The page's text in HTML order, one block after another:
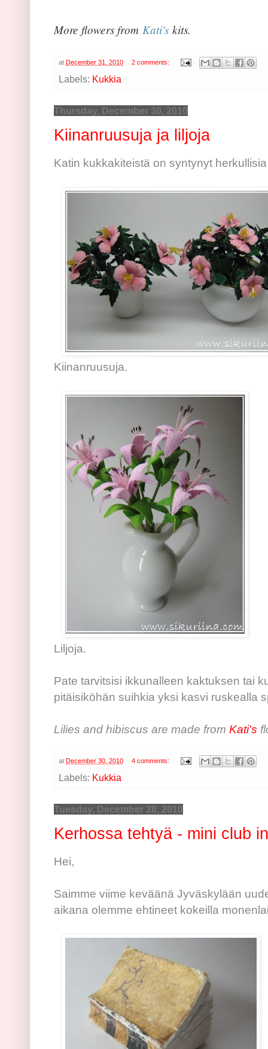
More flowers from Kati's kits.
at December 31, 2010 2 comments:
Labels: Kukkia
Thursday, December 30, 2010
Kiinanruusuja ja liljoja
Katin kukkakiteistä on syntynyt
Kiinanruusuja.
Liljoja.
Pate tarvitsisi ikkunalleen kaktuksen tai
pitäisiköhän suihkia yksi kasvi ruskealla
Lilies and hibiscus are made from Kati's
at December 30, 2010 4 comments:
Labels: Kukkia
Tuesday, December 28, 2010
Kerhossa tehtyä - mini club
Hei,
Saimme viime keväänä Jyväskylään
aikana olemme ehtineet kokeilla